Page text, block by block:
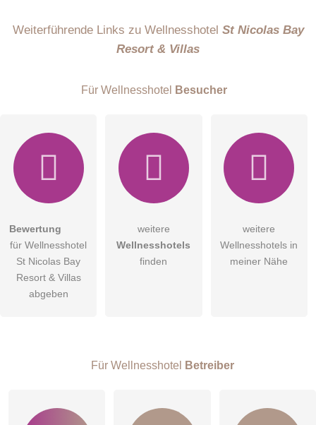
DieDatenschutzerklärunghabe ich zur Kenntnis genommen.
öffentliche Frage stellen
Wellnesshotel-Eintrag zu stellen.
Weiterführende Links zu Wellnesshotel St Nicolas Bay
Resort & Villas
Für Wellnesshotel Besucher
Bewertung
für Wellnesshotel
St Nicolas Bay
Resort & Villas
abgeben
weitere
Wellnesshotels
finden
weitere
Wellnesshotels in
meiner Nähe
Für Wellnesshotel Betreiber